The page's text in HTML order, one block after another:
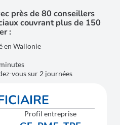
près de 80 conseillers
couvrant plus de 150
:
en Wallonie
vous sur 2 journées
Profil entreprise